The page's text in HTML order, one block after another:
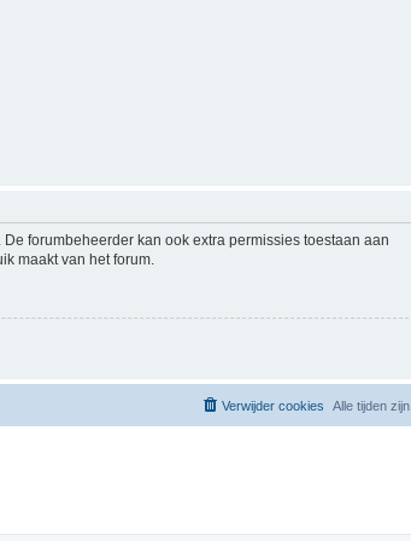
forumbeheerder kan ook extra permissies toestaan aan
maakt van het forum.
Alle tijden zijn
Verwijder cookies